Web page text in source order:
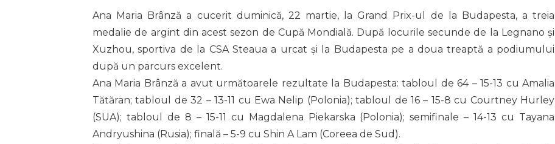
Ana Maria Brânză a cucerit duminică, 22 martie, la Grand Prix-ul de la Budapesta, a treia
medalie de argint din acest sezon de Cupă Mondială. După locurile secunde de la Legnano și
Xuzhou, sportiva de la CSA Steaua a urcat și la Budapesta pe a doua treaptă a podiumului
după un parcurs excelent.
Ana Maria Brânză a avut următoarele rezultate la Budapesta: tabloul de 64 – 15-13 cu Amalia
Tătăran; tabloul de 32 – 13-11 cu Ewa Nelip (Polonia); tabloul de 16 – 15-8 cu Courtney Hurley
(SUA); tabloul de 8 – 15-11 cu Magdalena Piekarska (Polonia); semifinale – 14-13 cu Tayana
Andryushina (Rusia); finală – 5-9 cu Shin A Lam (Coreea de Sud).